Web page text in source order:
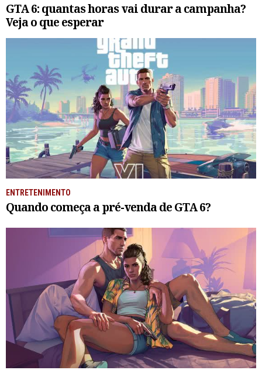
GTA 6: quantas horas vai durar a campanha?
Veja o que esperar
ENTRETENIMENTO
Quando começa a pré-venda de GTA 6?